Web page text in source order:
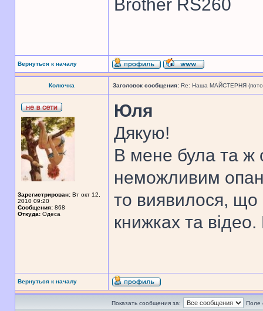
Brother RS260
Вернуться к началу
Колючка Заголовок сообщения: Re: Наша МАЙСТЕРНЯ
Зарегистрирован: Вт окт 12,
2010 09:20
Сообщения: 868
Откуда: Одеса
Юля
Дякую!
В мене була та ж
неможливим
то виявилося, що
книжках та
Вернуться к началу
Показать сообщения за: Поле